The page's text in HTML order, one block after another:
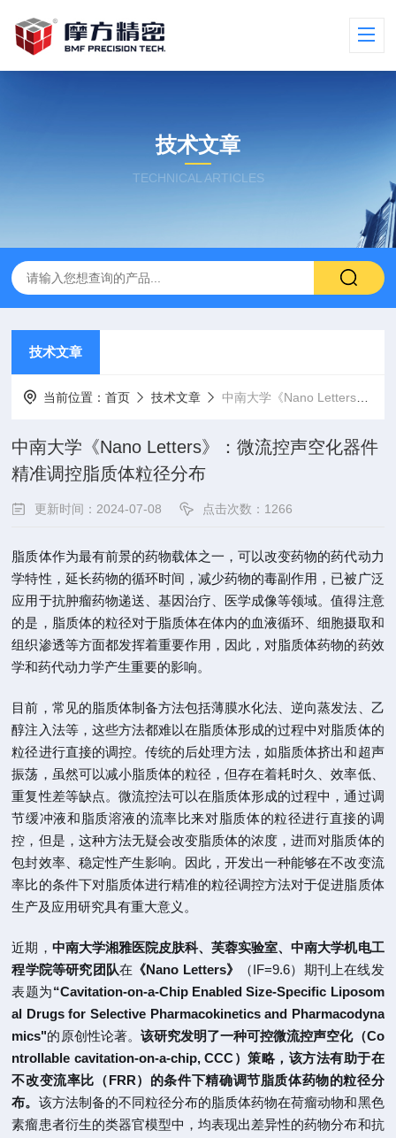
技术文章
TECHNICAL ARTICLES
技术文章
当前位置：首页 技术文章 中南大学《Nano Letters》：微流控声空化器件精准调控脂质体粒径分布
中南大学《Nano Letters》：微流控声空化器件
精准调控脂质体粒径分布
更新时间：2024-07-08 点击次数：1266
脂质体作为最有前景的药物载体之一，可以改变药物的药代动力
学特性，延长药物的循环时间，减少药物的毒副作用，已被广泛
应用于抗肿瘤药物递送、基因治疗、医学成像等领域。值得注意
的是，脂质体的粒径对于脂质体在体内的血液循环、细胞摄取和
组织渗透等方面都发挥着重要作用，因此，对脂质体药物的药效
学和药代动力学产生重要的影响。
目前，常见的脂质体制备方法包括薄膜水化法、逆向蒸发法、乙
醇注入法等，这些方法都难以在脂质体形成的过程中对脂质体的
粒径进行直接的调控。传统的后处理方法，如脂质体挤出和超声
振荡，虽然可以减小脂质体的粒径，但存在着耗时久、效率低、
重复性差等缺点。微流控法可以在脂质体形成的过程中，通过调
节缓冲液和脂质溶液的流率比来对脂质体的粒径进行直接的调
控，但是，这种方法无疑会改变脂质体的浓度，进而对脂质体的
包封效率、稳定性产生影响。因此，开发出一种能够在不改变流
率比的条件下对脂质体进行精准的粒径调控方法对于促进脂质体
生产及应用研究具有重大意义。
近期， 中南大学湘雅医院皮肤科、芙蓉实验室、中南大学机电工
程学院等研究团队在 《Nano Letters》
（IF=9.6）期刊上在线发
表题为“Cavitation-on-a-Chip Enabled Size-Specific Liposom
al Drugs for Selective Pharmacokinetics and Pharmacodyna
mics"的原创性论著。 该研究发明了一种可控微流控声空化（Co
ntrollable cavitation-on-a-chip, CCC）策略，该方法有助于在
不改变流率比（FRR）的条件下精确调节脂质体药物的粒径分
布。 该方法制备的不同粒径分布的脂质体药物在荷瘤动物和黑色
素瘤患者衍生的类器官模型中，均表现出差异性的药物分布和抗